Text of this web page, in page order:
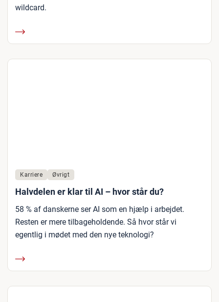
wildcard.
Karriere Øvrigt
Halvdelen er klar til AI – hvor står du?
58 % af danskerne ser AI som en hjælp i arbejdet.
Resten er mere tilbageholdende. Så hvor står vi
egentlig i mødet med den nye teknologi?